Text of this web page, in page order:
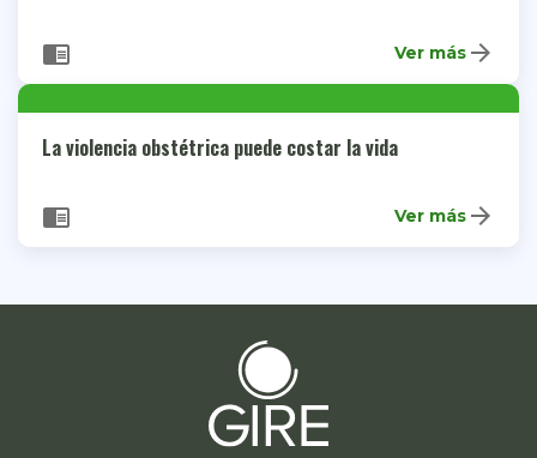
chrome_reader_mode Ver más arrow_forward
La violencia obstétrica puede costar la vida
chrome_reader_mode Ver más arrow_forward